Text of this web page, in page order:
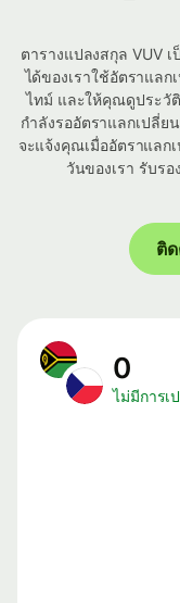
ตารางแปลงสกุล VUV
ได้ของเราใช้อัตราแล
ไทม์ และให้คุณดูประวั
กำลังรออัตราแลกเปลี่ย
จะแจ้งคุณเมื่ออัตราแลก
วันของเรา รับร
ติ
0
ไม่มีการเ